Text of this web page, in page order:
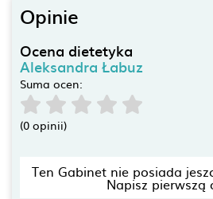
Opinie
Ocena dietetyka
Aleksandra Łabuz
Suma ocen:
(0 opinii)
Ten Gabinet nie posiada
Napisz pierwszą